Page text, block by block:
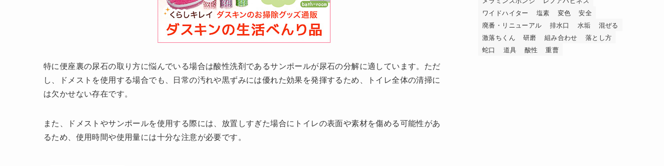
特に便座裏の尿石の取り方に悩んでいる場合は酸性洗剤であるサンポールが尿石の分解に適しています。ただ
し、ドメストを使用する場合でも、日常の汚れや黒ずみには優れた効果を発揮するため、トイレ全体の清掃に
は欠かせない存在です。
また、ドメストやサンポールを使用する際には、放置しすぎた場合にトイレの表面や素材を傷める可能性があ
るため、使用時間や使用量には十分な注意が必要です。
ワイドハイター
塩素 変色
安全
廃番・リニューアル
排水口 水垢
混ぜる
激落ちくん
研磨 組み合わせ
落とし方
蛇口
道具 酸性 重曹